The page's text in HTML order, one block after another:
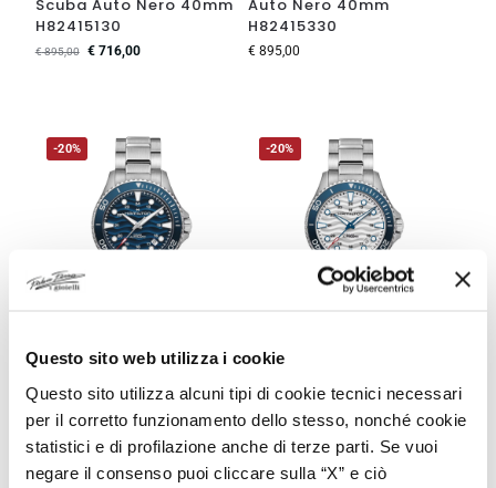
Questo sito web utilizza i cookie
Questo sito utilizza alcuni tipi di cookie tecnici necessari
per il corretto funzionamento dello stesso, nonché cookie
statistici e di profilazione anche di terze parti. Se vuoi
negare il consenso puoi cliccare sulla “X” e ciò
Scuba Auto Nero 40mm
H82415130
€895,00 €716,00
Auto Nero 40mm
H82415330
€ 895,00
-20%
Hamilton Khaki Navy
Scuba Auto Blu 40mm
H82425140
-20%
Hamilton Khaki Navy
Scuba Auto Bianco
40mm H82425110